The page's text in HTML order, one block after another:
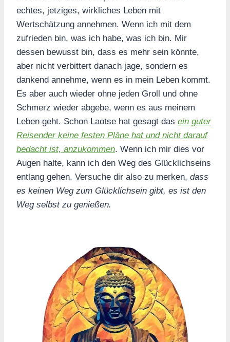
echtes, jetziges, wirkliches Leben mit
Wertschätzung annehmen. Wenn ich mit dem
zufrieden bin, was ich habe, was ich bin. Mir
dessen bewusst bin, dass es mehr sein könnte,
aber nicht verbittert danach jage, sondern es
dankend annehme, wenn es in mein Leben kommt.
Es aber auch wieder ohne jeden Groll und ohne
Schmerz wieder abgebe, wenn es aus meinem
Leben geht. Schon Laotse hat gesagt das ein guter
Reisender keine festen Pläne hat und nicht darauf
bedacht ist, anzukommen. Wenn ich mir dies vor
Augen halte, kann ich den Weg des Glücklichseins
entlang gehen. Versuche dir also zu merken, dass
es keinen Weg zum Glücklichsein gibt, es ist den
Weg selbst zu genießen.